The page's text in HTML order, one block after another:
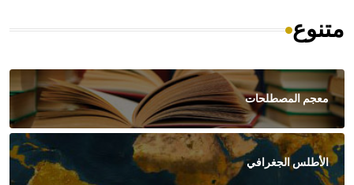
متنوع
معجم المصطلحات
الأطلس الجغرافي